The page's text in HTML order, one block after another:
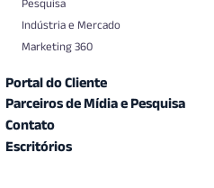
Pesquisa
Indústria e Mercado
Marketing 360
Portal do Cliente
Parceiros de Mídia e Pesquisa
Contato
Escritórios